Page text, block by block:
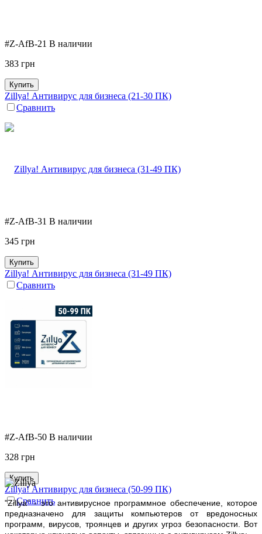
#Z-AfB-21 В наличии
383 грн
Купить
Zillya! Антивирус для бизнеса (21-30 ПК)
Сравнить
#Z-AfB-31 В наличии
345 грн
Купить
Zillya! Антивирус для бизнеса (31-49 ПК)
Сравнить
#Z-AfB-50 В наличии
328 грн
Купить
Zillya! Антивирус для бизнеса (50-99 ПК)
Сравнить
"Zillya" - это антивирусное программное обеспечение, которое
предназначено для защиты компьютеров от вредоносных
программ, вирусов, троянцев и других угроз безопасности. Вот